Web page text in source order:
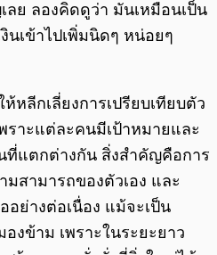
ลย ลองคิดดูว่า มันเหมือนเป็น
เข้าไปเพิ่มนิดๆ หน่อยๆ
หลีกเลี่ยงการเปรียบเทียบตัว
ราะแต่ละคนมีเป้าหมายและ
ที่แตกต่างกัน สิ่งสำคัญคือการ
สามารถของตัวเอง และ
ย่างต่อเนื่อง แม้จะเป็น
งข้าม เพราะในระยะยาว